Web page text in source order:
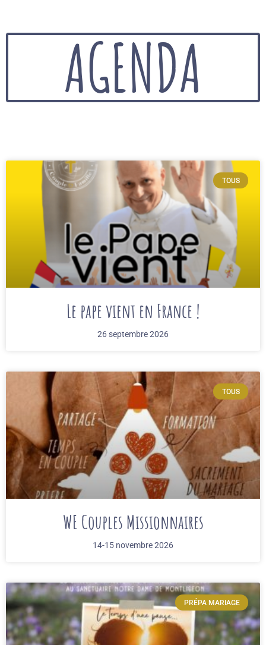
AGENDA
TOUS
Le pape vient en France !
26 septembre 2026
TOUS
WE Couples Missionnaires
14-15 novembre 2026
PRÉPA MARIAGE